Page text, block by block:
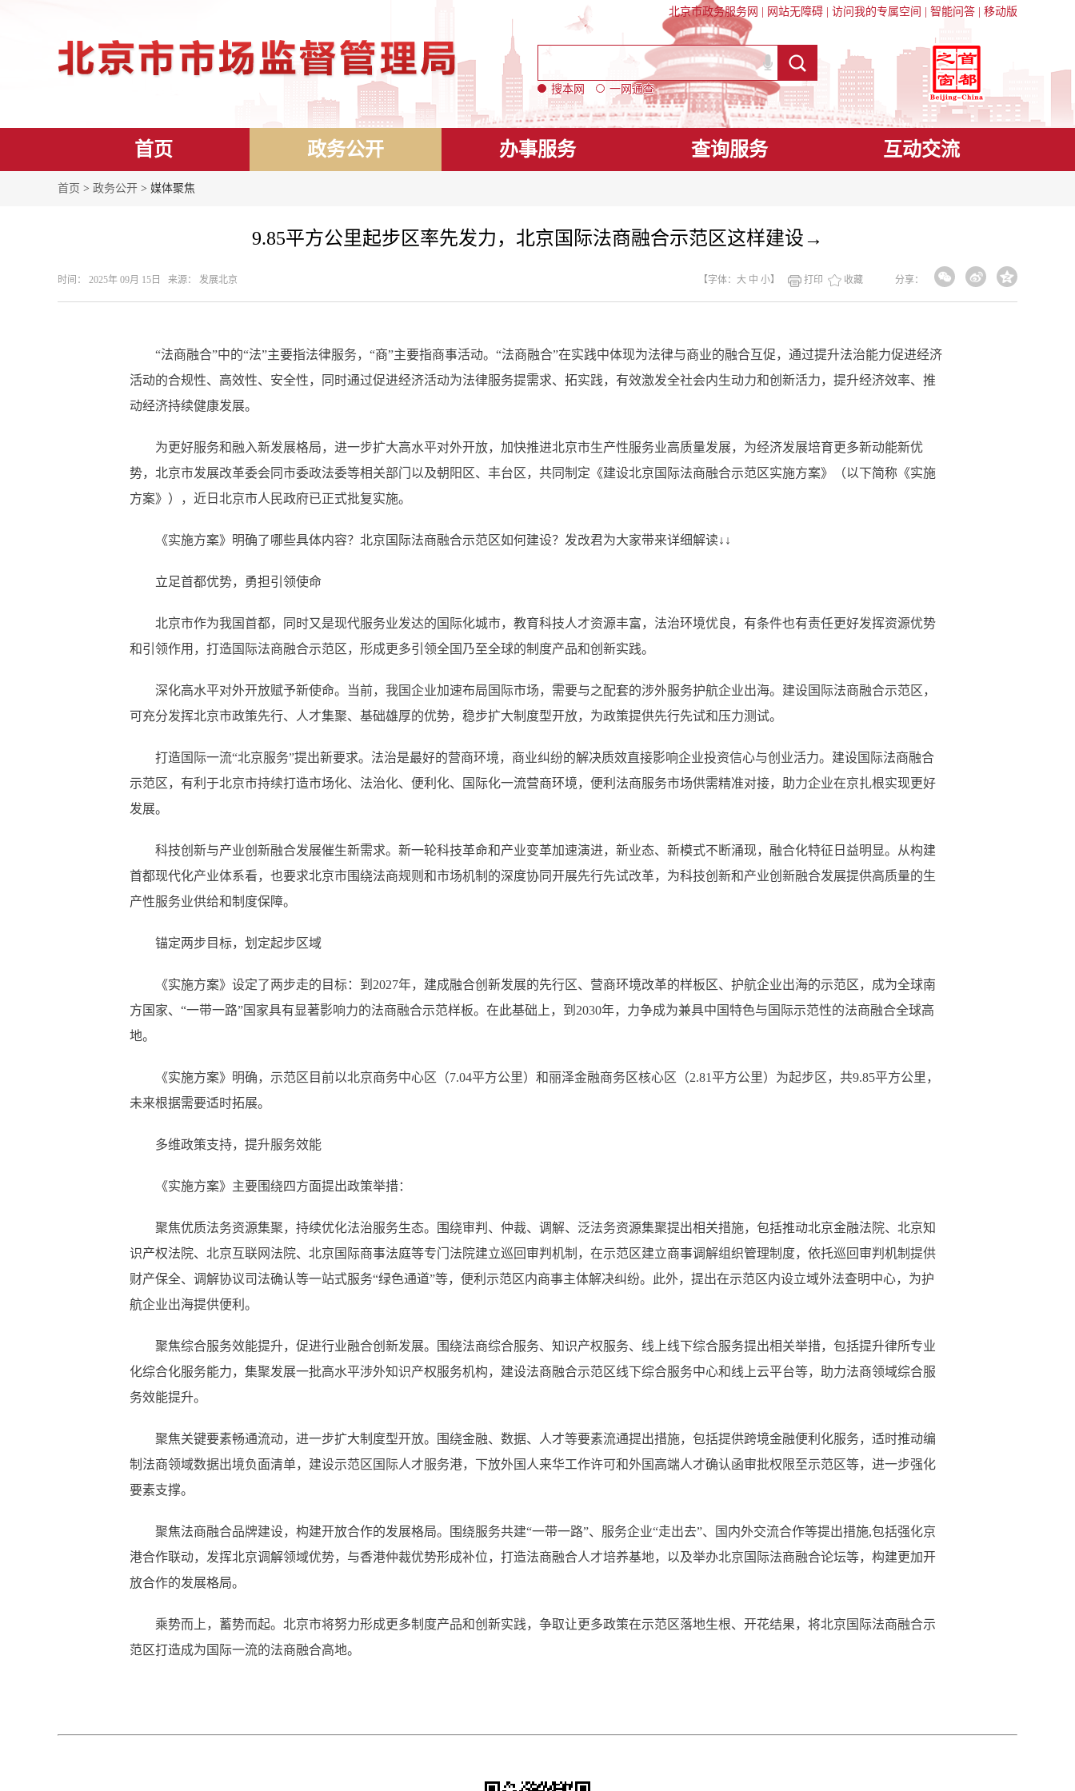
北京市政务服务网 网站无障碍 访问我的专属空间 智能问答 移动版
搜本网 一网通查
首页 政务公开 办事服务 查询服务 互动交流
首页 > 政务公开 > 媒体聚焦
9.85平方公里起步区率先发力，北京国际法商融合示范区这样建设→
时间： 2025年 09月 15日 来源： 发展北京 分享：
【字体： 大 中 小】 打印 收藏
“法商融合”中的“法”主要指法律服务，“商”主要指商事活动。“法商融合”在实践中体现为法律与商业的融合互促，通过提升法治能力促进经济
活动的合规性、高效性、安全性，同时通过促进经济活动为法律服务提需求、拓实践，有效激发全社会内生动力和创新活力，提升经济效率、推
动经济持续健康发展。
为更好服务和融入新发展格局，进一步扩大高水平对外开放，加快推进北京市生产性服务业高质量发展，为经济发展培育更多新动能新优
势，北京市发展改革委会同市委政法委等相关部门以及朝阳区、丰台区，共同制定《建设北京国际法商融合示范区实施方案》（以下简称《实施
方案》），近日北京市人民政府已正式批复实施。
《实施方案》明确了哪些具体内容？北京国际法商融合示范区如何建设？发改君为大家带来详细解读↓↓
立足首都优势，勇担引领使命
北京市作为我国首都，同时又是现代服务业发达的国际化城市，教育科技人才资源丰富，法治环境优良，有条件也有责任更好发挥资源优势
和引领作用，打造国际法商融合示范区，形成更多引领全国乃至全球的制度产品和创新实践。
深化高水平对外开放赋予新使命。当前，我国企业加速布局国际市场，需要与之配套的涉外服务护航企业出海。建设国际法商融合示范区，
可充分发挥北京市政策先行、人才集聚、基础雄厚的优势，稳步扩大制度型开放，为政策提供先行先试和压力测试。
打造国际一流“北京服务”提出新要求。法治是最好的营商环境，商业纠纷的解决质效直接影响企业投资信心与创业活力。建设国际法商融合
示范区，有利于北京市持续打造市场化、法治化、便利化、国际化一流营商环境，便利法商服务市场供需精准对接，助力企业在京扎根实现更好
发展。
科技创新与产业创新融合发展催生新需求。新一轮科技革命和产业变革加速演进，新业态、新模式不断涌现，融合化特征日益明显。从构建
首都现代化产业体系看，也要求北京市围绕法商规则和市场机制的深度协同开展先行先试改革，为科技创新和产业创新融合发展提供高质量的生
产性服务业供给和制度保障。
锚定两步目标，划定起步区域
《实施方案》设定了两步走的目标：到2027年，建成融合创新发展的先行区、营商环境改革的样板区、护航企业出海的示范区，成为全球南
方国家、“一带一路”国家具有显著影响力的法商融合示范样板。在此基础上，到2030年，力争成为兼具中国特色与国际示范性的法商融合全球高
地。
《实施方案》明确，示范区目前以北京商务中心区（7.04平方公里）和丽泽金融商务区核心区（2.81平方公里）为起步区，共9.85平方公里，
未来根据需要适时拓展。
多维政策支持，提升服务效能
《实施方案》主要围绕四方面提出政策举措：
聚焦优质法务资源集聚，持续优化法治服务生态。围绕审判、仲裁、调解、泛法务资源集聚提出相关措施，包括推动北京金融法院、北京知
识产权法院、北京互联网法院、北京国际商事法庭等专门法院建立巡回审判机制，在示范区建立商事调解组织管理制度，依托巡回审判机制提供
财产保全、调解协议司法确认等一站式服务“绿色通道”等，便利示范区内商事主体解决纠纷。此外，提出在示范区内设立域外法查明中心，为护
航企业出海提供便利。
聚焦综合服务效能提升，促进行业融合创新发展。围绕法商综合服务、知识产权服务、线上线下综合服务提出相关举措，包括提升律所专业
化综合化服务能力，集聚发展一批高水平涉外知识产权服务机构，建设法商融合示范区线下综合服务中心和线上云平台等，助力法商领域综合服
务效能提升。
聚焦关键要素畅通流动，进一步扩大制度型开放。围绕金融、数据、人才等要素流通提出措施，包括提供跨境金融便利化服务，适时推动编
制法商领域数据出境负面清单，建设示范区国际人才服务港，下放外国人来华工作许可和外国高端人才确认函审批权限至示范区等，进一步强化
要素支撑。
聚焦法商融合品牌建设，构建开放合作的发展格局。围绕服务共建“一带一路”、服务企业“走出去”、国内外交流合作等提出措施,包括强化京
港合作联动，发挥北京调解领域优势，与香港仲裁优势形成补位，打造法商融合人才培养基地，以及举办北京国际法商融合论坛等，构建更加开
放合作的发展格局。
乘势而上，蓄势而起。北京市将努力形成更多制度产品和创新实践，争取让更多政策在示范区落地生根、开花结果，将北京国际法商融合示
范区打造成为国际一流的法商融合高地。